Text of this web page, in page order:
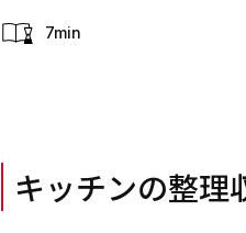
7min
キッチンの整理